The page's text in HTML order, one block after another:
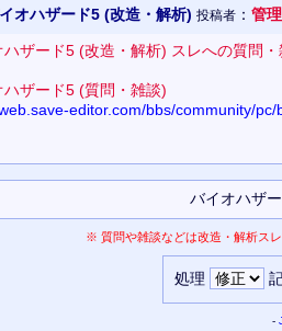
オハザード5 (改造・解析) 投稿者 ： 管理
ハザード5 (改造・解析) スレへの質問・
ハザード5 (質問・雑談)
editor.com/bbs/community/
※ 質問や雑談などは改造・解析ス
処理
-